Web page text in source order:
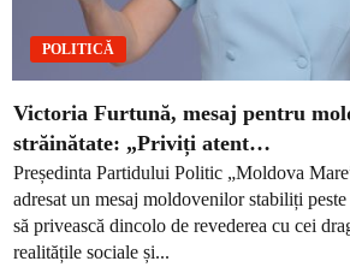
POLITICĂ
Victoria Furtună, mesaj pentru
străinătate: „Priviți atent…
Președinta Partidului Politic „Moldova
adresat un mesaj moldovenilor stabiliți
să privească dincolo de revederea cu cei
realitățile sociale și...